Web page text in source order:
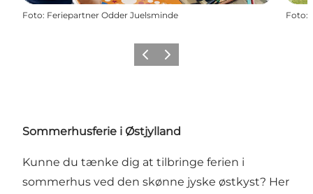
Foto: Feriepartner Odder Juelsminde Foto:
ForrigeNæste
Sommerhusferie i Østjylland
Kunne du tænke dig at tilbringe ferien i
sommerhus ved den skønne jyske østkyst? Her